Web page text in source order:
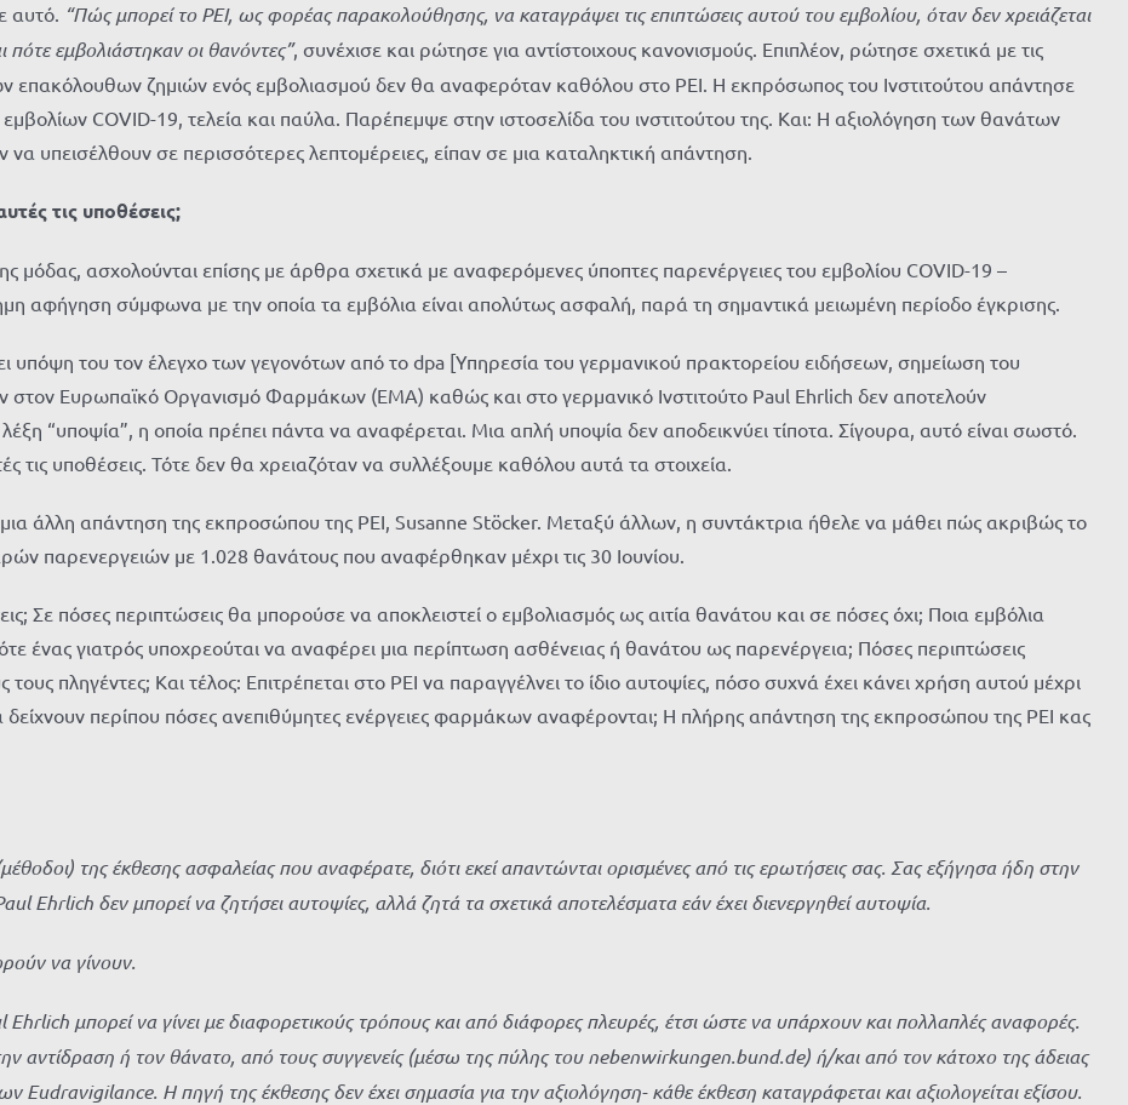
αυτό. “Πώς μπορεί το PEI, ως φορέας παρακολούθησης, να καταγράψει τις επιπτώσεις αυτού του εμβολίου, όταν δεν χρειάζεται
εμβολιάστηκαν οι θανόντες”, συνέχισε και ρώτησε για αντίστοιχους κανονισμούς. Επιπλέον, ρώτησε σχετικά με τις
επακόλουθων ζημιών ενός εμβολιασμού δεν θα αναφερόταν καθόλου στο PEI. Η εκπρόσωπος του Ινστιτούτου απάντησε
COVID-19, τελεία και παύλα. Παρέπεμψε στην ιστοσελίδα του ινστιτούτου της. Και: Η αξιολόγηση των θανάτων
να υπεισέλθουν σε περισσότερες λεπτομέρειες, είπαν σε μια καταληκτική απάντηση.
τις υποθέσεις;
μόδας, ασχολούνται επίσης με άρθρα σχετικά με αναφερόμενες ύποπτες παρενέργειες του εμβολίου COVID-19 –
αφήγηση σύμφωνα με την οποία τα εμβόλια είναι απολύτως ασφαλή, παρά τη σημαντικά μειωμένη περίοδο έγκρισης.
υπόψη του τον έλεγχο των γεγονότων από το dpa [Υπηρεσία του γερμανικού πρακτορείου ειδήσεων, σημείωση του
Ευρωπαϊκό Οργανισμό Φαρμάκων (EMA) καθώς και στο γερμανικό Ινστιτούτο Paul Ehrlich δεν αποτελούν
“υποψία”, η οποία πρέπει πάντα να αναφέρεται. Μια απλή υποψία δεν αποδεικνύει τίποτα. Σίγουρα, αυτό είναι σωστό.
τις υποθέσεις. Τότε δεν θα χρειαζόταν να συλλέξουμε καθόλου αυτά τα στοιχεία.
άλλη απάντηση της εκπροσώπου της PEI, Susanne Stöcker. Μεταξύ άλλων, η συντάκτρια ήθελε να μάθει πώς ακριβώς το
παρενεργειών με 1.028 θανάτους που αναφέρθηκαν μέχρι τις 30 Ιουνίου.
Σε πόσες περιπτώσεις θα μπορούσε να αποκλειστεί ο εμβολιασμός ως αιτία θανάτου και σε πόσες όχι; Ποια εμβόλια
ένας γιατρός υποχρεούται να αναφέρει μια περίπτωση ασθένειας ή θανάτου ως παρενέργεια; Πόσες περιπτώσεις
πληγέντες; Και τέλος: Επιτρέπεται στο PEI να παραγγέλνει το ίδιο αυτοψίες, πόσο συχνά έχει κάνει χρήση αυτού μέχρι
δείχνουν περίπου πόσες ανεπιθύμητες ενέργειες φαρμάκων αναφέρονται; Η πλήρης απάντηση της εκπροσώπου της PEI κας
της έκθεσης ασφαλείας που αναφέρατε, διότι εκεί απαντώνται ορισμένες από τις ερωτήσεις σας. Σας εξήγησα ήδη στην
Ehrlich δεν μπορεί να ζητήσει αυτοψίες, αλλά ζητά τα σχετικά αποτελέσματα εάν έχει διενεργηθεί αυτοψία.
να γίνουν.
μπορεί να γίνει με διαφορετικούς τρόπους και από διάφορες πλευρές, έτσι ώστε να υπάρχουν και πολλαπλές αναφορές.
αντίδραση ή τον θάνατο, από τους συγγενείς (μέσω της πύλης του nebenwirkungen.bund.de) ή/και από τον κάτοχο της άδειας
Η πηγή της έκθεσης δεν έχει σημασία για την αξιολόγηση- κάθε έκθεση καταγράφεται και αξιολογείται εξίσου.